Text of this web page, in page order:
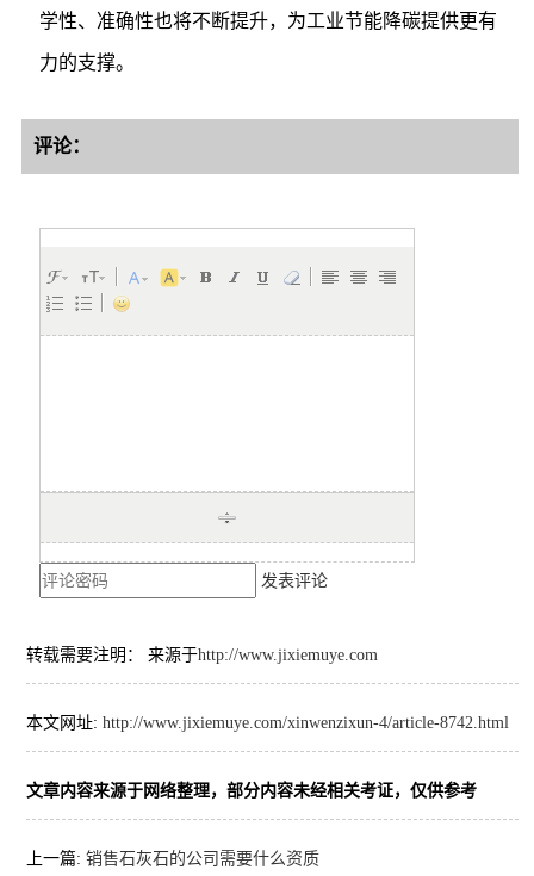
学性、准确性也将不断提升，为工业节能降碳提供更有
力的支撑。
评论：
发表评论
转载需要注明： 来源于http://www.jixiemuye.com
本文网址: http://www.jixiemuye.com/xinwenzixun-4/article-8742.html
文章内容来源于网络整理，部分内容未经相关考证，仅供参考
上一篇: 销售石灰石的公司需要什么资质